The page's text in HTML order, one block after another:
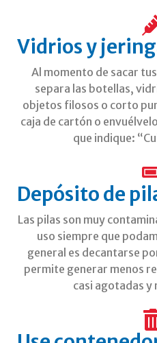
Vidrios y
Al momento de sacar
separa las botellas,
objetos filosos o corto
caja de cartón o
que indique:
Depósito de
Las pilas son muy
uso siempre que
general es decantarse
permite generar menos
casi agotadas y